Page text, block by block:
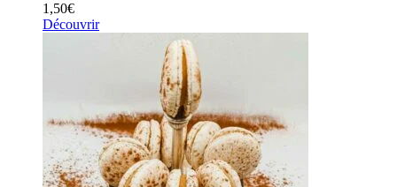
1,50€
Découvrir